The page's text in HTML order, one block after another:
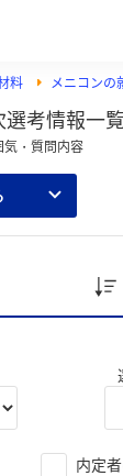
料 メニコンの
考情報一覧
気・質問内容
内定